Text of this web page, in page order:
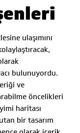
ulaşımını
bulunuyordu.
ve
öncelikleri
haritası
bir tasarım